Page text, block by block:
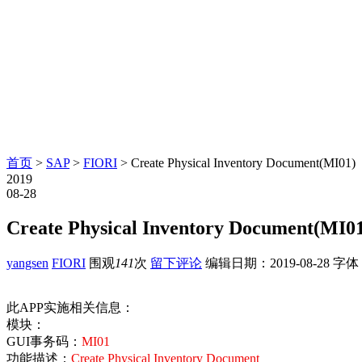
首页 > SAP> FIORI > Create Physical Inventory Document(MI01)
2019
08-28
Create Physical Inventory
yangsen FIORI 围观141次 留下评论 编辑日期： 2019-08-28 字体
此APP实施相关信息：
模块：
GUI事务码： MI01
功能描述： Create Physical Inventory Document